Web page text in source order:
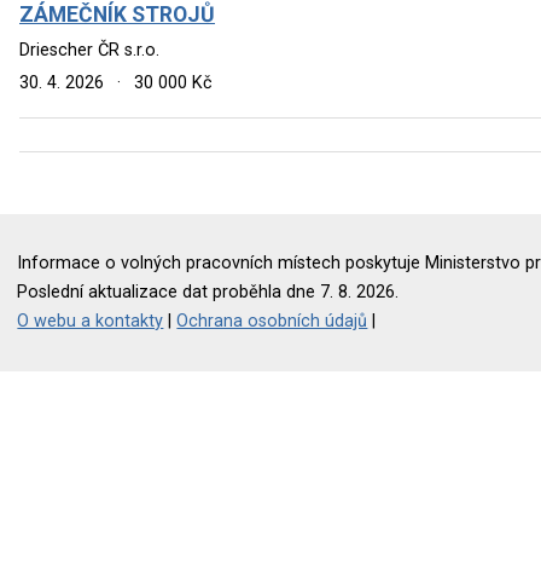
ZÁMEČNÍK STROJŮ
Driescher ČR s.r.o.
30. 4. 2026
· 30 000 Kč
Informace o volných pracovních místech poskytuje Ministerstvo
Poslední aktualizace dat proběhla dne 7. 8. 2026.
O webu a kontakty |Ochrana osobních údajů